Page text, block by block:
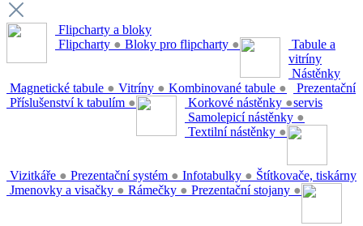
Flipcharty a bloky
Flipcharty ● Bloky pro flipcharty ●
Tabule a
vitríny
Magnetické tabule ● Vitríny ● Kombinované tabule ●
Příslušenství k tabulím ●
Nástěnky
Korkové nástěnky ●
Samolepicí nástěnky ●
Textilní nástěnky ●
Prezentační
servis
Vizitkáře ● Prezentační systém ● Infotabulky ●
Jmenovky a visačky ● Rámečky ● Prezentační stojany ●
Štítkovače, tiskárny